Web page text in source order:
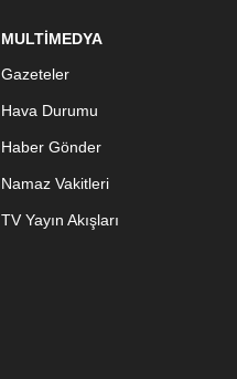
MULTİMEDYA
Gazeteler
Hava Durumu
Haber Gönder
Namaz Vakitleri
TV Yayın Akışları